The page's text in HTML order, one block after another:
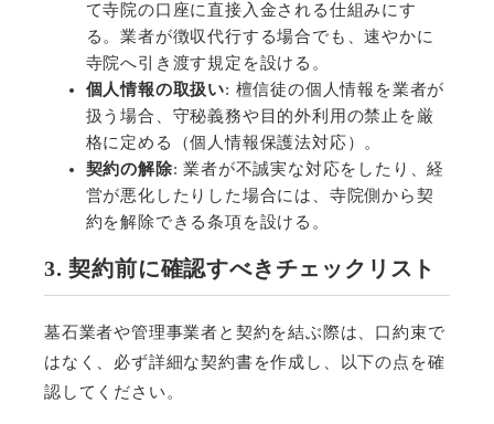
て寺院の口座に直接入金される仕組みにす
る。業者が徴収代行する場合でも、速やかに
寺院へ引き渡す規定を設ける。
個人情報の取扱い: 檀信徒の個人情報を業者が
扱う場合、守秘義務や目的外利用の禁止を厳
格に定める（個人情報保護法対応）。
契約の解除:業者が不誠実な対応をしたり、経
営が悪化したりした場合には、寺院側から契
約を解除できる条項を設ける。
3. 契約前に確認すべきチェックリスト
墓石業者や管理事業者と契約を結ぶ際は、口約束で
はなく、必ず詳細な契約書を作成し、以下の点を確
認してください。